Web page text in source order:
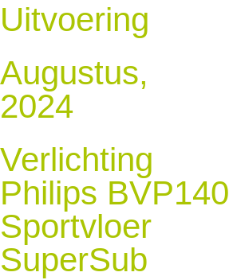
Uitvoering
Augustus,
2024
Verlichting
Philips BVP140
Sportvloer
SuperSub